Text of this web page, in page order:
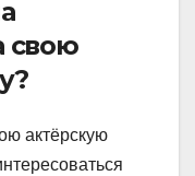
свою
актёрскую